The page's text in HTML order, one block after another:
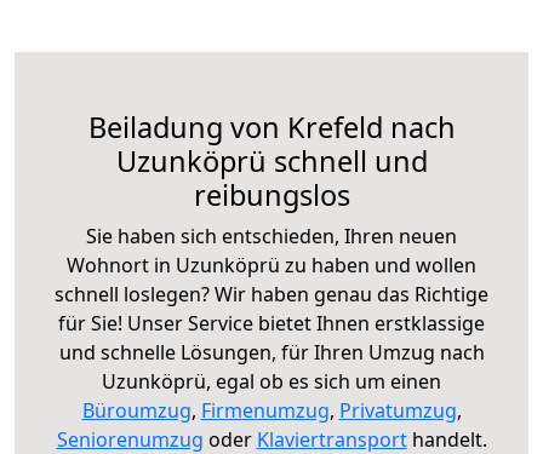
Beiladung von Krefeld nach
Uzunköprü schnell und
reibungslos
Sie haben sich entschieden, Ihren neuen
Wohnort in Uzunköprü zu haben und wollen
schnell loslegen? Wir haben genau das Richtige
für Sie! Unser Service bietet Ihnen erstklassige
und schnelle Lösungen, für Ihren Umzug nach
Uzunköprü, egal ob es sich um einen
Büroumzug, Firmenumzug, Privatumzug,
Seniorenumzug oder Klaviertransporthandelt.